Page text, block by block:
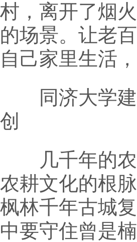
村，离开了烟
的场景。让老
自己家里生活
同济大学建
创
几千年的农
农耕文化的根
枫林千年古城
中要守住曾是